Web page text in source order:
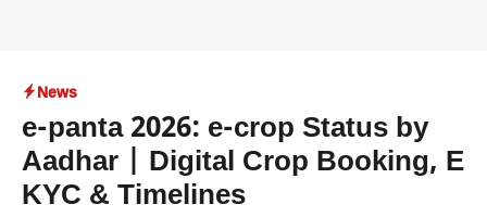
News
e-panta 2026: e-crop Status by
Aadhar | Digital Crop Booking, E
KYC & Timelines